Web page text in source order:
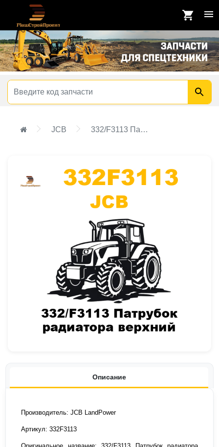
JCB 332/F3113 Патрубок радиатора верхний
Описание
Производитель: JCB LandPower
Артикул: 332F3113